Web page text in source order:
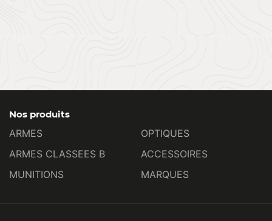
Nos produits
ARMES
ARMES CLASSEES B
MUNITIONS
OPTIQUES
ACCESSOIRES
MARQUES